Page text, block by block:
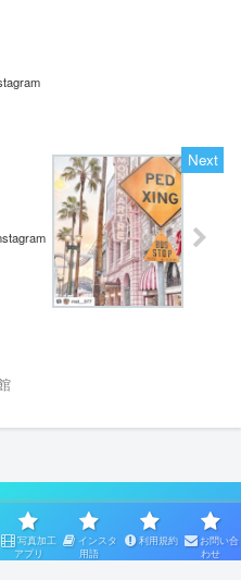
リンク
写真加工
アプリ
インスタ
用語
利用規約
お問い合
わせ